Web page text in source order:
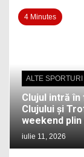
4 Minutes
ALTE SPORTURI
Clujul intră
Clujului și
weekend
iulie 11, 2026